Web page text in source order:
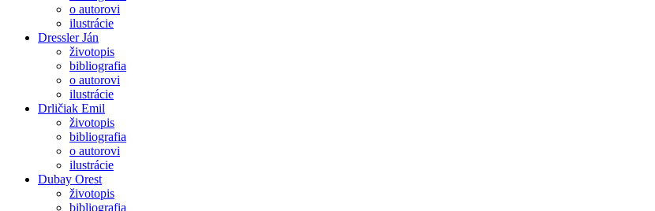
o autorovi
ilustrácie
Dressler Ján
životopis
bibliografia
o autorovi
ilustrácie
Drličiak Emil
životopis
bibliografia
o autorovi
ilustrácie
Dubay Orest
životopis
bibliografia